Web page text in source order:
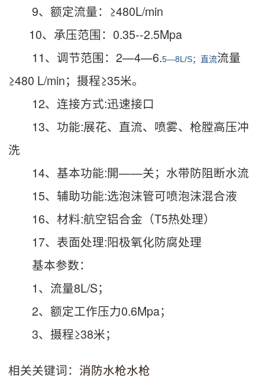
9、额定流量：≥480L/min
10、承压范围：0.35--2.5Mpa
11、调节范围：2—4—6.5—8L/S；直流流量
≥480 L/min；摄程≥35米。
12、连接方式:迅速接口
13、功能:展花、直流、喷雾、枪膛高压冲
洗
14、基本功能:開——关；水带防阻断水流
15、辅助功能:选泡沫管可喷泡沫混合液
16、材料:航空铝合金（T5热处理）
17、表面处理:阳极氧化防腐处理
基本参数：
1、流量8L/S；
2、额定工作压力0.6Mpa；
3、摄程≥38米；
相关关键词： 消防水枪水枪